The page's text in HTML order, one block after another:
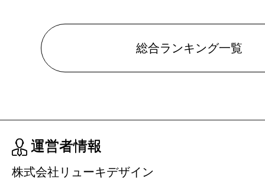
総合ランキング一覧
運営者情報
株式会社リューキデザイン